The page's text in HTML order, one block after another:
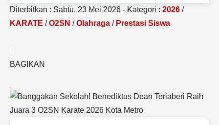
Diterbitkan : Sabtu, 23 Mei 2026 - Kategori : 2026 /
KARATE /O2SN /Olahraga / Prestasi Siswa
BAGIKAN